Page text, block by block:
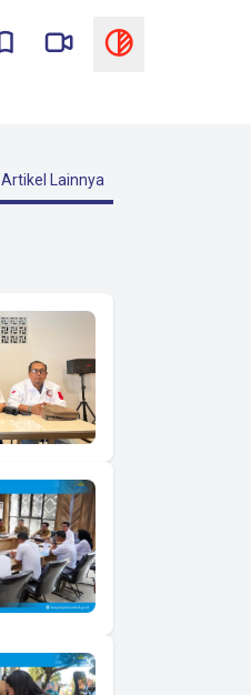
Artikel Lainnya